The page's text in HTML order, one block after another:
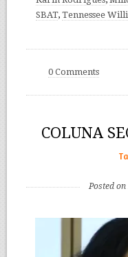
SBAT, Tennessee
0 Comments
COLUNA
Posted